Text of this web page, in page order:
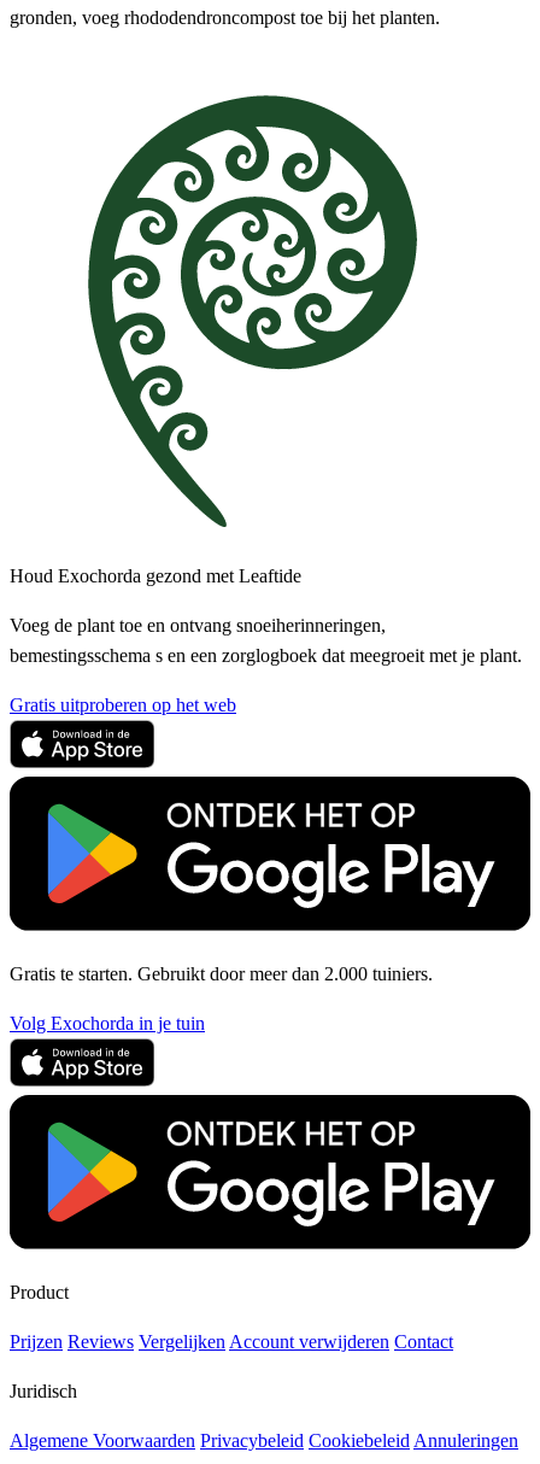
gronden, voeg rhododendroncompost toe bij het planten.
Houd Exochorda gezond met Leaftide
Voeg de plant toe en ontvang snoeiherinneringen,
bemestingsschema s en een zorglogboek dat meegroeit met je plant.
Gratis uitproberen op het web
Gratis te starten. Gebruikt door meer dan 2.000 tuiniers.
Volg Exochorda in je tuin
Product
Prijzen Reviews VergelijkenAccount verwijderen Contact
Juridisch
Algemene Voorwaarden Privacybeleid CookiebeleidAnnuleringen